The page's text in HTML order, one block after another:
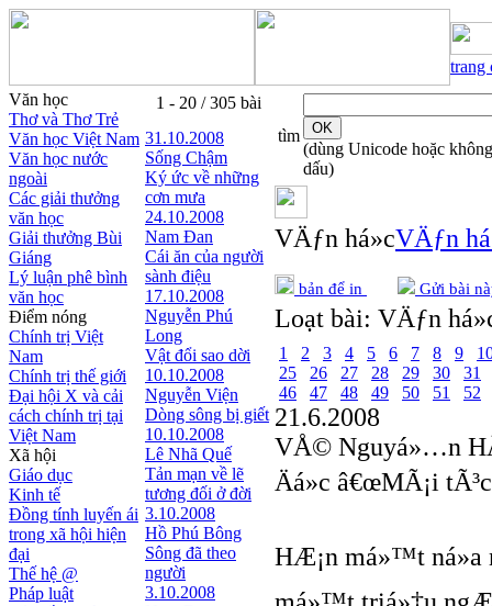
trang
Văn học
Thơ và Thơ Trẻ
Văn học Việt Nam
Văn học nước
ngoài
Các giải thưởng
văn học
Giải thưởng Bùi
Giáng
Lý luận phê bình
văn học
Điểm nóng
Chính trị Việt
Nam
Chính trị thế giới
Đại hội X và cải
cách chính trị tại
Việt Nam
Xã hội
Giáo dục
Kinh tế
Đồng tính luyến ái
trong xã hội hiện
đại
Thế hệ @
Pháp luật
1 - 20 / 305 bài
31.10.2008
Sống Chậm
Ký ức về những
cơn mưa
24.10.2008
Nam Đan
Cái ăn của người
sành điệu
17.10.2008
Nguyễn Phú
Long
Vật đổi sao dời
10.10.2008
Nguyễn Viện
Dòng sông bị giết
10.10.2008
Lê Nhã Quế
Tản mạn về lẽ
tương đối ở đời
3.10.2008
Hồ Phú Bông
Sông đã theo
người
3.10.2008
tìm
(dùng Unicode hoặc không
dấu)
VÄƒn há»cVÄƒn
bản để in Gửi bài
Loạt bài: VÄƒn
1 2 3 4 5 6 7 8 9
25
26 27 28 29 30
31
46
47 48 49 50 51 52
21.6.2008
VÅ© Nguyá»…n
Äá»c â€œMÃ¡i
HÆ¡n má»™t ná»­a